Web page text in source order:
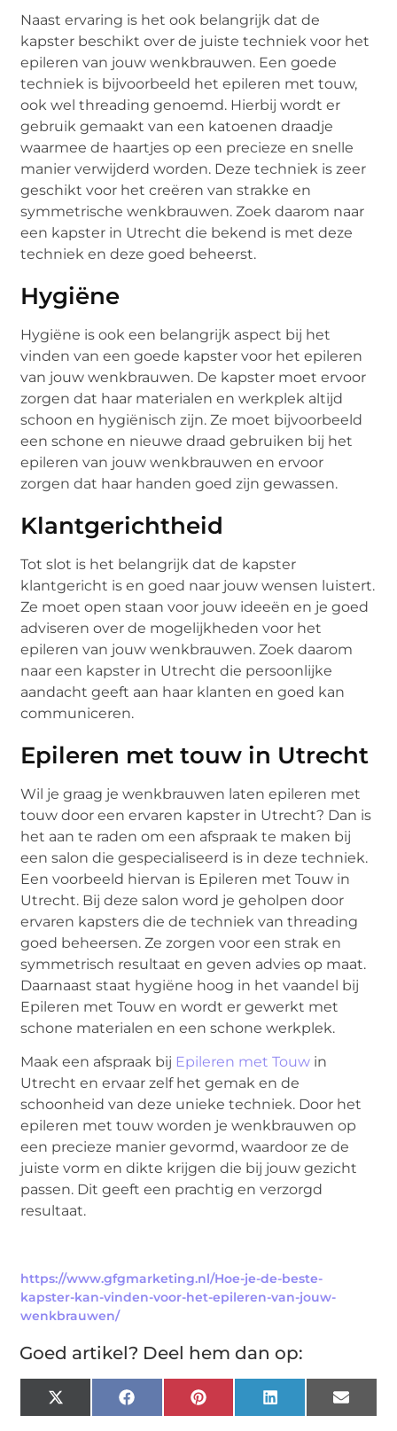
Naast ervaring is het ook belangrijk dat de
kapster beschikt over de juiste techniek voor het
epileren van jouw wenkbrauwen. Een goede
techniek is bijvoorbeeld het epileren met touw,
ook wel threading genoemd. Hierbij wordt er
gebruik gemaakt van een katoenen draadje
waarmee de haartjes op een precieze en snelle
manier verwijderd worden. Deze techniek is zeer
geschikt voor het creëren van strakke en
symmetrische wenkbrauwen. Zoek daarom naar
een kapster in Utrecht die bekend is met deze
techniek en deze goed beheerst.
Hygiëne
Hygiëne is ook een belangrijk aspect bij het
vinden van een goede kapster voor het epileren
van jouw wenkbrauwen. De kapster moet ervoor
zorgen dat haar materialen en werkplek altijd
schoon en hygiënisch zijn. Ze moet bijvoorbeeld
een schone en nieuwe draad gebruiken bij het
epileren van jouw wenkbrauwen en ervoor
zorgen dat haar handen goed zijn gewassen.
Klantgerichtheid
Tot slot is het belangrijk dat de kapster
klantgericht is en goed naar jouw wensen luistert.
Ze moet open staan voor jouw ideeën en je goed
adviseren over de mogelijkheden voor het
epileren van jouw wenkbrauwen. Zoek daarom
naar een kapster in Utrecht die persoonlijke
aandacht geeft aan haar klanten en goed kan
communiceren.
Epileren met touw in Utrecht
Wil je graag je wenkbrauwen laten epileren met
touw door een ervaren kapster in Utrecht? Dan is
het aan te raden om een afspraak te maken bij
een salon die gespecialiseerd is in deze techniek.
Een voorbeeld hiervan is Epileren met Touw in
Utrecht. Bij deze salon word je geholpen door
ervaren kapsters die de techniek van threading
goed beheersen. Ze zorgen voor een strak en
symmetrisch resultaat en geven advies op maat.
Daarnaast staat hygiëne hoog in het vaandel bij
Epileren met Touw en wordt er gewerkt met
schone materialen en een schone werkplek.
Maak een afspraak bij Epileren met Touw in
Utrecht en ervaar zelf het gemak en de
schoonheid van deze unieke techniek. Door het
epileren met touw worden je wenkbrauwen op
een precieze manier gevormd, waardoor ze de
juiste vorm en dikte krijgen die bij jouw gezicht
passen. Dit geeft een prachtig en verzorgd
resultaat.
https://www.gfgmarketing.nl/Hoe-je-de-beste-
kapster-kan-vinden-voor-het-epileren-van-jouw-
wenkbrauwen/
Goed artikel? Deel hem dan op:
X
(Twitter)
FacebookPinterest LinkedIn Email